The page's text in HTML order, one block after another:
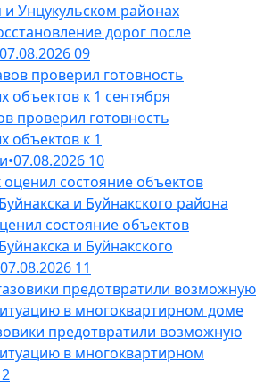
и Унцукульском районах
дорог после
07.08.202609
проверил готовность
объектов к 1
•07.08.2026 10
состояние объектов
и Буйнакского
07.08.2026 11
предотвратили возможную
в многоквартирном